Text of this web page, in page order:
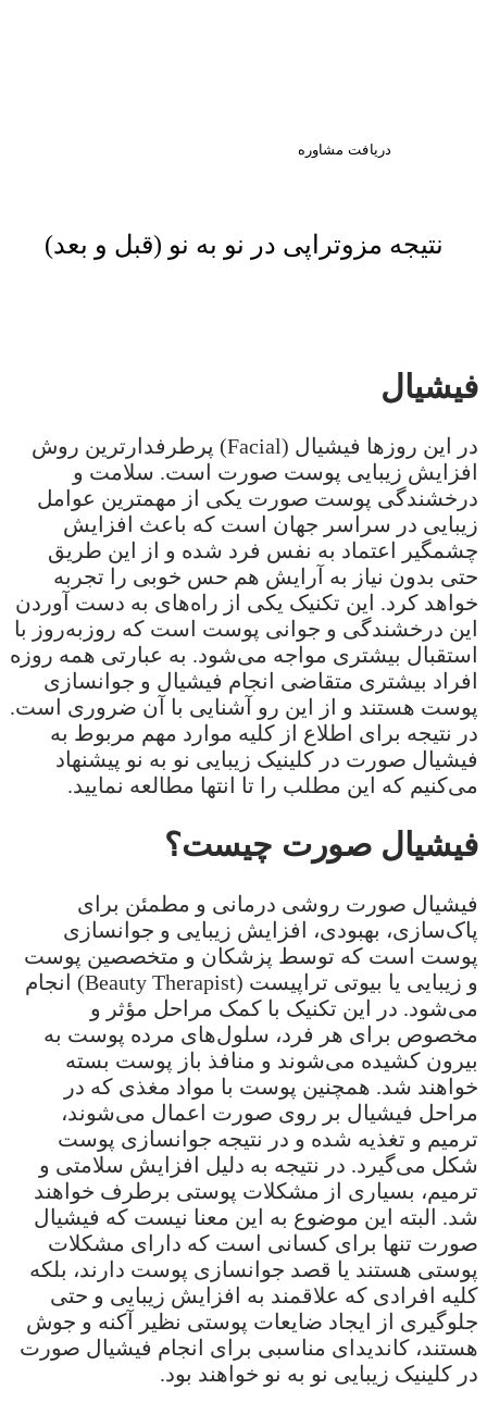
دریافت مشاوره
نتیجه مزوتراپی در نو به نو (قبل و بعد)
فیشیال
در این روزها فیشیال (Facial) پرطرفدارترین روش
افزایش زیبایی پوست صورت است. سلامت و
درخشندگی پوست صورت یکی از مهمترین عوامل
زیبایی در سراسر جهان است که باعث افزایش
چشمگیر اعتماد به نفس فرد شده و از این طریق
حتی بدون نیاز به آرایش هم حس خوبی را تجربه
خواهد کرد. این تکنیک یکی از راه‌های به دست آوردن
این درخشندگی و جوانی پوست است که روزبه‌روز با
استقبال بیشتری مواجه می‌شود. به عبارتی همه روزه
افراد بیشتری متقاضی انجام فیشیال و جوانسازی
پوست هستند و از این رو آشنایی با آن ضروری است.
در نتیجه برای اطلاع از کلیه موارد مهم مربوط به
فیشیال صورت در کلینیک زیبایی نو به نو پیشنهاد
می‌کنیم که این مطلب را تا انتها مطالعه نمایید.
فیشیال صورت چیست؟
فیشیال صورت روشی درمانی و مطمئن برای
پاک‌سازی، بهبودی، افزایش زیبایی و جوانسازی
پوست است که توسط پزشکان و متخصصین پوست
و زیبایی یا بیوتی تراپیست (Beauty Therapist) انجام
می‌شود. در این تکنیک با کمک مراحل مؤثر و
مخصوص برای هر فرد، سلول‌های مرده پوست به
بیرون کشیده می‌شوند و منافذ باز پوست بسته
خواهند شد. همچنین پوست با مواد مغذی که در
مراحل فیشیال بر روی صورت اعمال می‌شوند،
ترمیم و تغذیه شده و در نتیجه جوانسازی پوست
شکل می‌گیرد. در نتیجه به دلیل افزایش سلامتی و
ترمیم، بسیاری از مشکلات پوستی برطرف خواهند
شد. البته این موضوع به این معنا نیست که فیشیال
صورت تنها برای کسانی است که دارای مشکلات
پوستی هستند یا قصد جوانسازی پوست دارند، بلکه
کلیه افرادی که علاقمند به افزایش زیبایی و حتی
جلوگیری از ایجاد ضایعات پوستی نظیر آکنه و جوش
هستند، کاندیدای مناسبی برای انجام فیشیال صورت
در کلینیک زیبایی نو به نو خواهند بود.